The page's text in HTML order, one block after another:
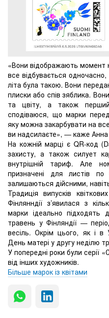
«Вони відображають момент
все відбувається
літа була такою. Вони
плиски або спів зяблика.
та цвіту, а також
сподіваюся, що марки
яку можна закарбувати на
ви надсилаєте», — каже Анна
На кожній марці є QR-код
захисту, а також силует
внутрішній тариф. Але
призначені для листів
залишаються дійсними,
Традиція випусків
Фінлянндії з’явилася з
марки ідеально підходять
травень у Фінляндії —
весіль. Окрім цього, як і в
День матері у другу неділю
У попередні роки були серії
від інших художників.
Більше марок із квітами